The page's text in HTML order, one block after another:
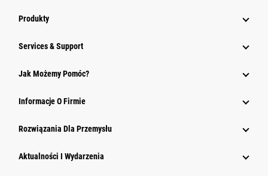
Produkty
Services & Support
Jak Możemy Pomóc?
Informacje O Firmie
Rozwiązania Dla Przemysłu
Aktualności I Wydarzenia